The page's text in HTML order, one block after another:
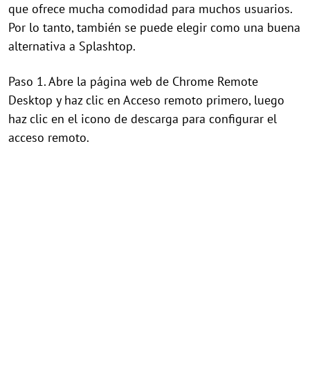
que ofrece mucha comodidad para muchos usuarios.
Por lo tanto, también se puede elegir como una buena
alternativa a Splashtop.
Paso 1. Abre la página web de Chrome Remote
Desktop y haz clic en Acceso remoto primero, luego
haz clic en el icono de descarga para configurar el
acceso remoto.